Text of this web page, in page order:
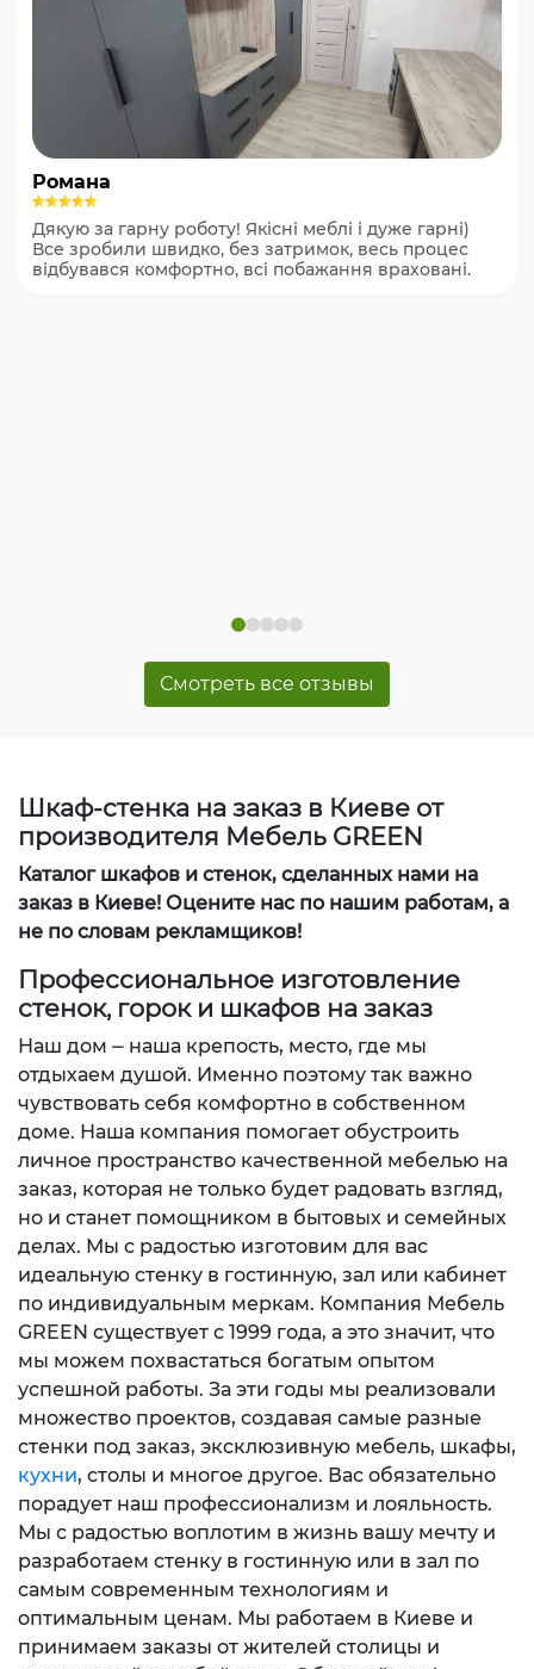
Романа
Дякую за гарну роботу! Якісні меблі і дуже гарні)
Все зробили швидко, без затримок, весь процес
відбувався комфортно, всі побажання враховані.
Смотреть все отзывы
Шкаф-стенка на заказ в Киеве от
производителя Мебель GREEN
Каталог шкафов и стенок, сделанных нами на
заказ в Киеве! Оцените нас по нашим работам, а
не по словам рекламщиков!
Профессиональное изготовление
стенок, горок и шкафов на заказ
Наш дом ⎼ наша крепость, место, где мы
отдыхаем душой. Именно поэтому так важно
чувствовать себя комфортно в собственном
доме. Наша компания помогает обустроить
личное пространство качественной мебелью на
заказ, которая не только будет радовать взгляд,
но и станет помощником в бытовых и семейных
делах. Мы с радостью изготовим для вас
идеальную стенку в гостинную, зал или кабинет
по индивидуальным меркам. Компания Мебель
GREEN существует с 1999 года, а это значит, что
мы можем похвастаться богатым опытом
успешной работы. За эти годы мы реализовали
множество проектов, создавая самые разные
стенки под заказ, эксклюзивную мебель, шкафы,
кухни, столы и многое другое. Вас обязательно
порадует наш профессионализм и лояльность.
Мы с радостью воплотим в жизнь вашу мечту и
разработаем стенку в гостинную или в зал по
самым современным технологиям и
оптимальным ценам. Мы работаем в Киеве и
принимаем заказы от жителей столицы и